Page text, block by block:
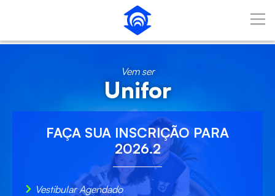
Pular para o Conteúdo principal
Vem ser
Unifor
FAÇA SUA INSCRIÇÃO PARA
2026.2
Vestibular Agendado